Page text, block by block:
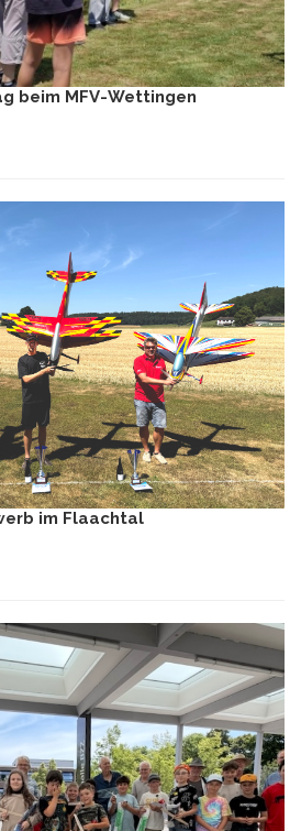
beim MFV-Wettingen
im Flaachtal